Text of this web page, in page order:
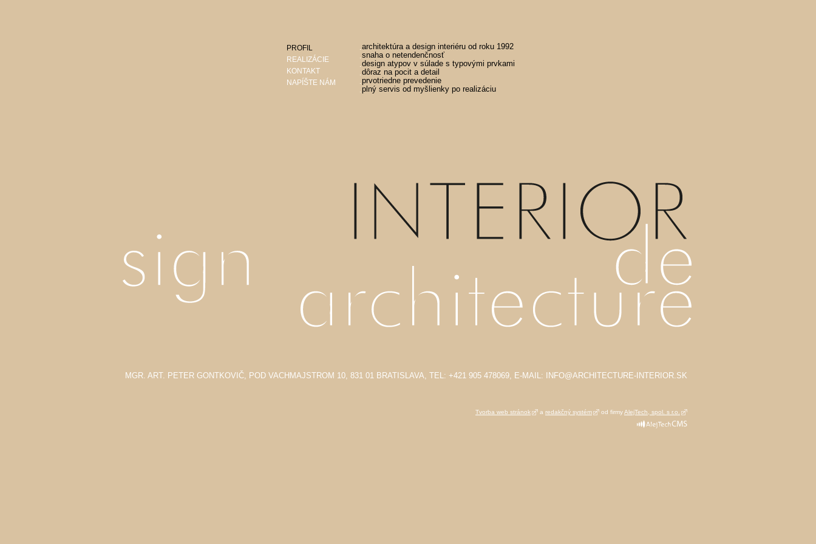
PROFIL
REALIZÁCIE
KONTAKT
NAPÍŠTE NÁM
architektúra a design interiéru od roku 1992
snaha o netendenčnosť
design atypov v súlade s typovými prvkami
dôraz na pocit a detail
prvotriedne prevedenie
plný servis od myšlienky po realizáciu
MGR. ART. PETER GONTKOVIČ, POD VACHMAJSTROM 10, 831 01 BRATISLAVA, TEL: +421 905 478069, E-MAIL: INFO@ARCHITECTURE-INTERIOR.SK
Tvorba web stránok a redakčný systém od firmyAlejTech, spol. s r.o.